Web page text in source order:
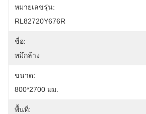
หมายเลขรุ่น:
RL82720Y676R
ชื่อ:
หมึกล้าง
ขนาด:
800*2700 มม.
พื้นที่: